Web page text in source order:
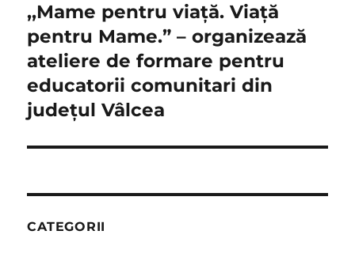
Articolul
următor:
,,Mame pentru viață. Viață
pentru Mame.” – organizează
ateliere de formare pentru
educatorii comunitari din
judeţul Vâlcea
CATEGORII